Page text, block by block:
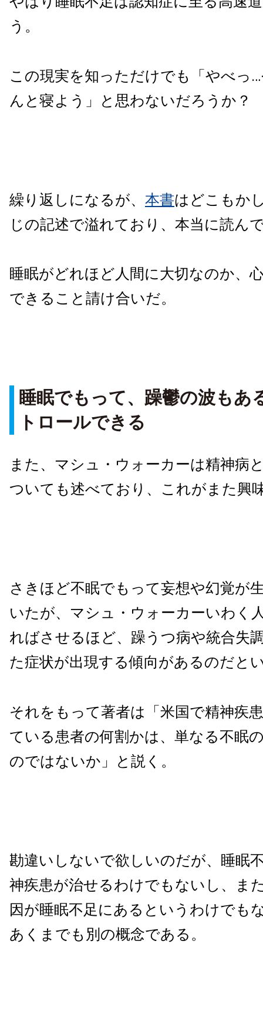
う。
この現実を知っただけでも「やべっ
んと寝よう」と思わないだろうか？
繰り返しになるが、 本書はどこもか
じの記述で溢れており、本当に読ん
睡眠がどれほど人間に大切なのか、
できること請け合いだ。
睡眠でもって、躁鬱の波もあ
トロールできる
また、マシュ・ウォーカーは精神病
ついても述べており、これがまた興
さきほど不眠でもって妄想や幻覚が
いたが、マシュ・ウォーカーいわく
ればさせるほど、躁うつ病や統合失
た症状が出現する傾向があるのだと
それをもって著者は「米国で精神疾
ている患者の何割かは、単なる不眠
のではないか」と説く。
勘違いしないで欲しいのだが、睡眠
神疾患が治せるわけでもないし、ま
因が睡眠不足にあるというわけでも
あくまでも別の概念である。